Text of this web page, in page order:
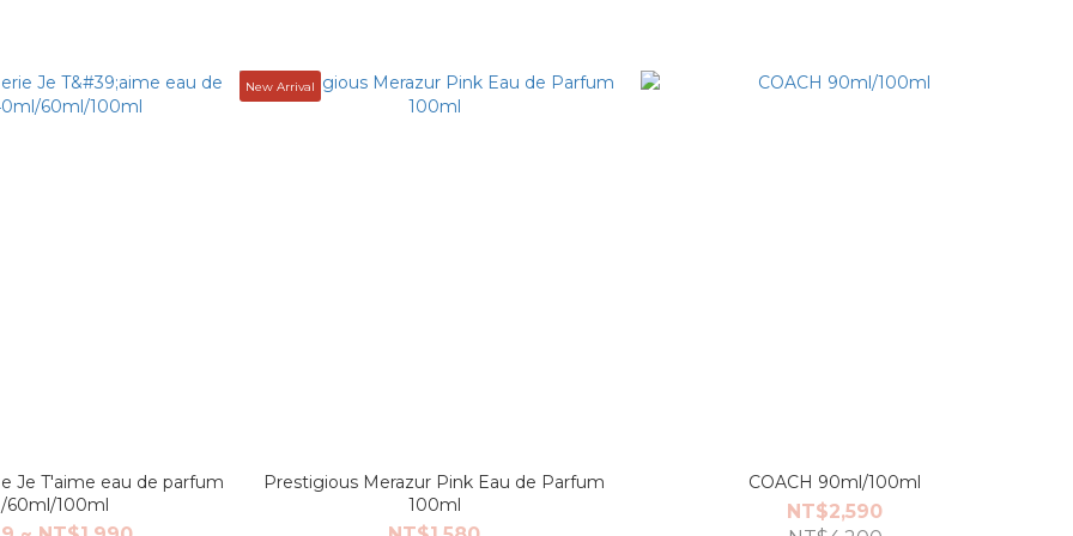
Je T'aime eau de parfum
60ml/100ml
New Arrival
Prestigious Merazur Pink Eau de Parfum
100ml
COACH 90ml/100ml
NT$2,590